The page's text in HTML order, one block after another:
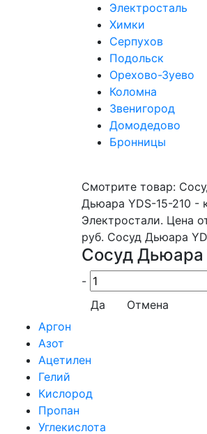
Электросталь
Химки
Серпухов
Подольск
Орехово-Зуево
Коломна
Звенигород
Домодедово
Бронницы
Смотрите товар:
Дьюара YDS-15-210 -
Электростали. Цена
руб. Сосуд Дьюара
Сосуд Дьюара
-
Да
Отмена
Аргон
Азот
Ацетилен
Гелий
Кислород
Пропан
Углекислота